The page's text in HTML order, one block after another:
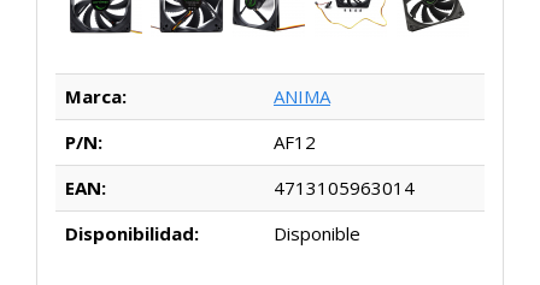
Marca:
ANIMA
P/N:
AF12
EAN:
4713105963014
Disponibilidad:
Disponible